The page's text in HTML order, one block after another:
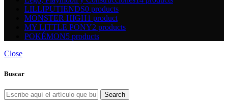
LILLIPUTIENDS0 products
MONSTER HIGH1 product
MY LITTLE PONY2 products
POKÉMON5 products
Close
Buscar
Search